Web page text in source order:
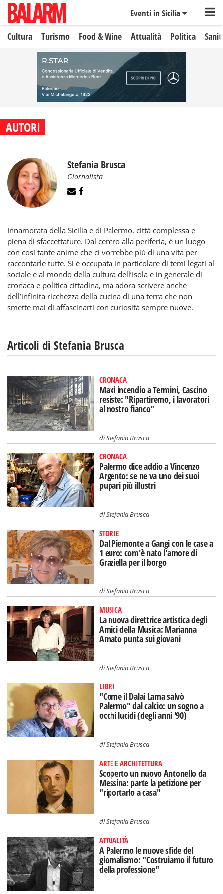
Eventi in Sicilia
Cultura Turismo Food & Wine Attualità Politica
AUTORI
Stefania Brusca
Giornalista
Innamorata della Sicilia e di Palermo, città complessa e
piena di sfaccettature. Dal centro alla periferia, è un luogo
con così tante anime che ci vorrebbe più di una vita per
raccontarle tutte. Si è occupata in particolare di temi legati al
sociale e al mondo della cultura dell’Isola e in generale di
cronaca e politica cittadina, ma adora scrivere anche
dell’infinita ricchezza della cucina di una terra che non
smette mai di affascinarti con curiosità sempre nuove.
Articoli di Stefania Brusca
CRONACA
Maxi incendio a Termini, Cascino
resiste: "Ripartiremo, i lavoratori
al nostro fianco"
diStefania Brusca
CRONACA
Palermo dice addio a Vincenzo
Argento: se ne va uno dei suoi
pupari più illustri
diStefania Brusca
STORIE
Dal Piemonte a Gangi con le case a
1 euro: com'è nato l'amore di
Graziella per il borgo
diStefania Brusca
MUSICA
La nuova direttrice artistica degli
Amici della Musica: Marianna
Amato punta sui giovani
diStefania Brusca
LIBRI
"Come il Dalai Lama salvò
Palermo" dal calcio: un sogno a
occhi lucidi (degli anni '90)
diStefania Brusca
ARTE E ARCHITETTURA
Scoperto un nuovo Antonello da
Messina: parte la petizione per
"riportarlo a casa"
diStefania Brusca
ATTUALITÀ
A Palermo le nuove sfide del
giornalismo: "Costruiamo il futuro
della professione"